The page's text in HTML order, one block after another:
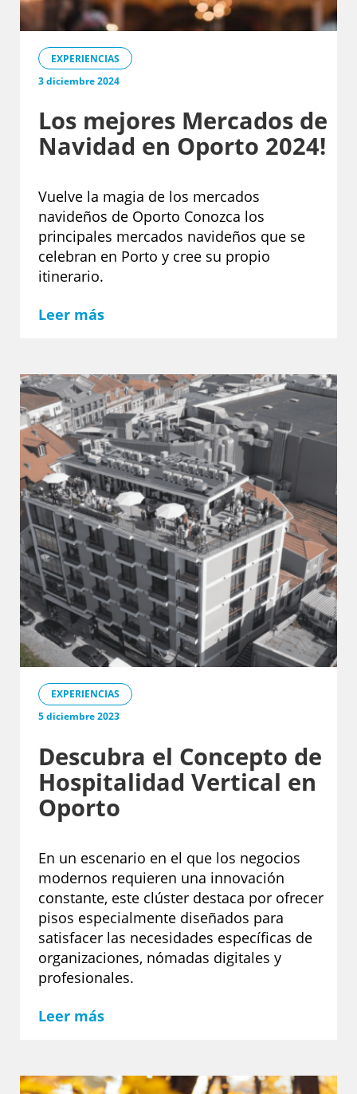
EXPERIENCIAS
3 diciembre 2024
Los mejores Mercados de
Navidad en Oporto 2024!
Vuelve la magia de los mercados
navideños de Oporto Conozca los
principales mercados navideños que se
celebran en Porto y cree su propio
itinerario.
Leer más
EXPERIENCIAS
5 diciembre 2023
Descubra el Concepto de
Hospitalidad Vertical en
Oporto
En un escenario en el que los negocios
modernos requieren una innovación
constante, este clúster destaca por ofrecer
pisos especialmente diseñados para
satisfacer las necesidades específicas de
organizaciones, nómadas digitales y
profesionales.
Leer más